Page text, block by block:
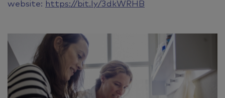
website: https://bit.ly/3dkWRHB